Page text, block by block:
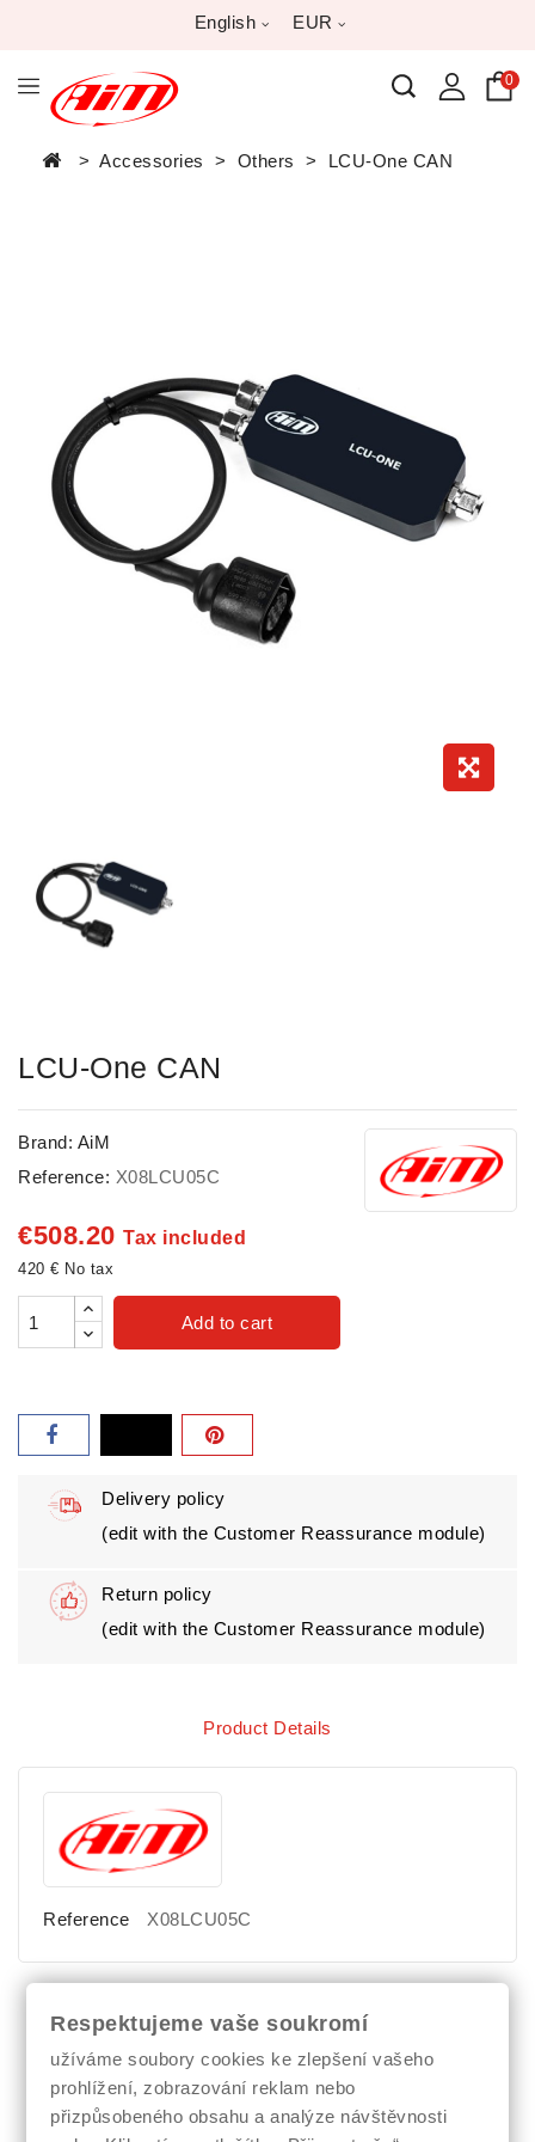
EUR
English
0
Accessories Others LCU-One CAN
LCU-One CAN
Brand: AiM
Reference: X08LCU05C
€508.20 Tax included
420 € No tax
Add to cart
Delivery policy
(edit with the Customer Reassurance module)
Return policy
(edit with the Customer Reassurance module)
Product Details
Reference X08LCU05C
Comments (0)
No customer reviews for the moment.
Respektujeme vaše soukromí
užíváme soubory cookies ke zlepšení vašeho
prohlížení, zobrazování reklam nebo
přizpůsobeného obsahu a analýze návštěvnosti